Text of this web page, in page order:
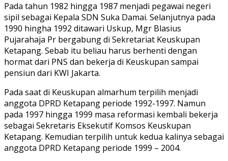
Pada tahun 1982 hingga 1987 menjadi pegawai negeri
sipil sebagai Kepala SDN Suka Damai. Selanjutnya pada
1990 hingha 1992 ditawari Uskup, Mgr Blasius
Pujarahaja Pr bergabung di Sekretariat Keuskupan
Ketapang. Sebab itu beliau harus berhenti dengan
hormat dari PNS dan bekerja di Keuskupan sampai
pensiun dari KWI Jakarta.
Pada saat di Keuskupan almarhum terpilih menjadi
anggota DPRD Ketapang periode 1992-1997. Namun
pada 1997 hingga 1999 masa reformasi kembali bekerja
sebagai Sekretaris Eksekutif Komsos Keuskupan
Ketapang. Kemudian terpilih untuk kedua kalinya sebagai
anggota DPRD Ketapang periode 1999 – 2004.